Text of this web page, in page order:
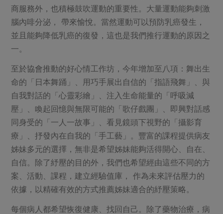
商服務外，也積極鼓吹運動的重要性。大量運動能夠刺激
腦內啡分泌， 帶來愉悅。當然運動可以預防乳癌發生，
並且能夠降低乳癌的復發，這也是我們推行運動的原因之
一。
至於協會推動的好心情工作坊，今年增加至八項：舞出生
命的「日本舞踊」、用巧手展出自信的「指語飛舞」、與
自我對話的「心靈彩繪」、注入生命能量的「呼吸減
壓」、喚起回憶與無限可能的「歌仔戲團」、即興對話感
同身受的「一人一故事」、看見鏡頭下視野的「攝影育
療」、抒發內在自我的「手工藝」。豐富的課程提供病友
姊妹多元的選擇，無非是希望姊妹能夠活得開心、自在、
自信。除了紓壓的目的外，我們也希望經由這些不同的方
案、活動、課程，建立經驗值庫， 作為未來評估壓力的
依據，以精確有效的方式推薦姊妹適合的紓壓策略。
每個病人都希望恢復健康、找回自己。除了藥物治療，病